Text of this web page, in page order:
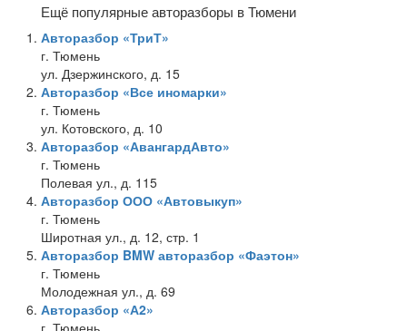
Ещё популярные авторазборы в Тюмени
Авторазбор «ТриТ»
г. Тюмень
ул. Дзержинского, д. 15
Авторазбор «Все иномарки»
г. Тюмень
ул. Котовского, д. 10
Авторазбор «АвангардАвто»
г. Тюмень
Полевая ул., д. 115
Авторазбор ООО «Автовыкуп»
г. Тюмень
Широтная ул., д. 12, стр. 1
Авторазбор BMW авторазбор «Фаэтон»
г. Тюмень
Молодежная ул., д. 69
Авторазбор «А2»
г. Тюмень